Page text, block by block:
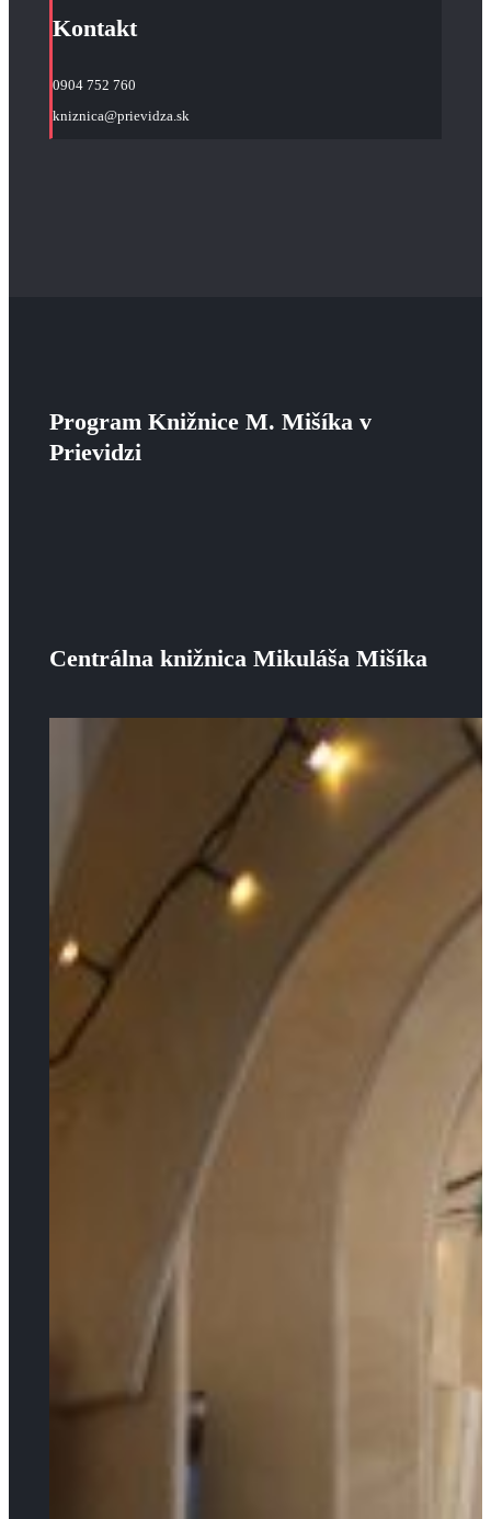
Kontakt
0904 752 760
kniznica@prievidza.sk
Program Knižnice M. Mišíka v
Prievidzi
Centrálna knižnica Mikuláša Mišíka